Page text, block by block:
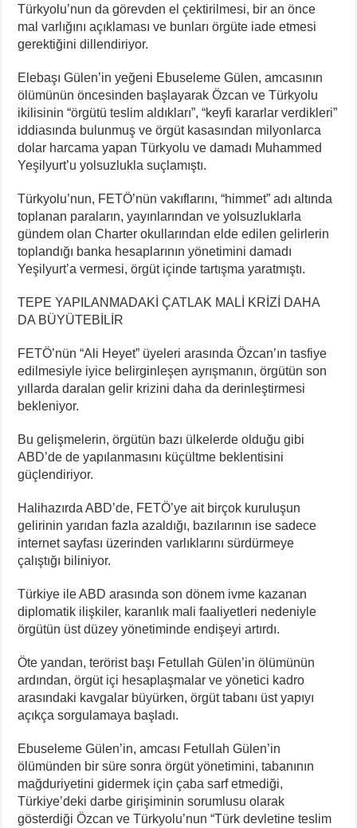
Türkyolu’nun da görevden el çektirilmesi, bir an önce
mal varlığını açıklaması ve bunları örgüte iade etmesi
gerektiğini dillendiriyor.
Elebaşı Gülen’in yeğeni Ebuseleme Gülen, amcasının
ölümünün öncesinden başlayarak Özcan ve Türkyolu
ikilisinin “örgütü teslim aldıkları”, “keyfi kararlar verdikleri”
iddiasında bulunmuş ve örgüt kasasından milyonlarca
dolar harcama yapan Türkyolu ve damadı Muhammed
Yeşilyurt’u yolsuzlukla suçlamıştı.
Türkyolu’nun, FETÖ’nün vakıflarını, “himmet” adı altında
toplanan paraların, yayınlarından ve yolsuzluklarla
gündem olan Charter okullarından elde edilen gelirlerin
toplandığı banka hesaplarının yönetimini damadı
Yeşilyurt’a vermesi, örgüt içinde tartışma yaratmıştı.
TEPE YAPILANMADAKİ ÇATLAK MALİ KRİZİ DAHA
DA BÜYÜTEBİLİR
FETÖ’nün “Ali Heyet” üyeleri arasında Özcan’ın tasfiye
edilmesiyle iyice belirginleşen ayrışmanın, örgütün son
yıllarda daralan gelir krizini daha da derinleştirmesi
bekleniyor.
Bu gelişmelerin, örgütün bazı ülkelerde olduğu gibi
ABD’de de yapılanmasını küçültme beklentisini
güçlendiriyor.
Halihazırda ABD’de, FETÖ’ye ait birçok kuruluşun
gelirinin yarıdan fazla azaldığı, bazılarının ise sadece
internet sayfası üzerinden varlıklarını sürdürmeye
çalıştığı biliniyor.
Türkiye ile ABD arasında son dönem ivme kazanan
diplomatik ilişkiler, karanlık mali faaliyetleri nedeniyle
örgütün üst düzey yönetiminde endişeyi artırdı.
Öte yandan, terörist başı Fetullah Gülen’in ölümünün
ardından, örgüt içi hesaplaşmalar ve yönetici kadro
arasındaki kavgalar büyürken, örgüt tabanı üst yapıyı
açıkça sorgulamaya başladı.
Ebuseleme Gülen’in, amcası Fetullah Gülen’in
ölümünden bir süre sonra örgüt yönetimini, tabanının
mağduriyetini gidermek için çaba sarf etmediği,
Türkiye’deki darbe girişiminin sorumlusu olarak
gösterdiği Özcan ve Türkyolu’nun “Türk devletine teslim